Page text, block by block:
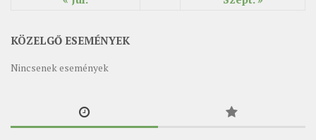
KÖZELGŐ ESEMÉNYEK
Nincsenek események